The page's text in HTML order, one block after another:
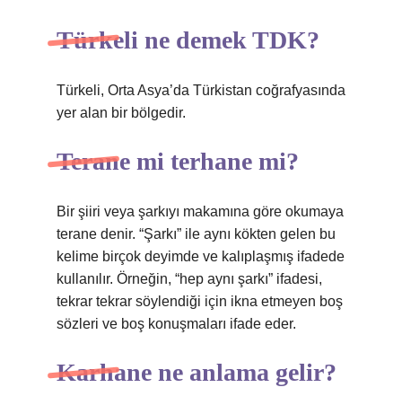
Türkeli ne demek TDK?
Türkeli, Orta Asya’da Türkistan coğrafyasında
yer alan bir bölgedir.
Terane mi terhane mi?
Bir şiiri veya şarkıyı makamına göre okumaya
terane denir. “Şarkı” ile aynı kökten gelen bu
kelime birçok deyimde ve kalıplaşmış ifadede
kullanılır. Örneğin, “hep aynı şarkı” ifadesi,
tekrar tekrar söylendiği için ikna etmeyen boş
sözleri ve boş konuşmaları ifade eder.
Karhane ne anlama gelir?